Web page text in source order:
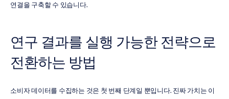
연결을 구축할 수 있습니다.
연구 결과를 실행 가능한 전략으로
전환하는 방법
소비자 데이터를 수집하는 것은 첫 번째 단계일 뿐입니다. 진짜 가치는 이